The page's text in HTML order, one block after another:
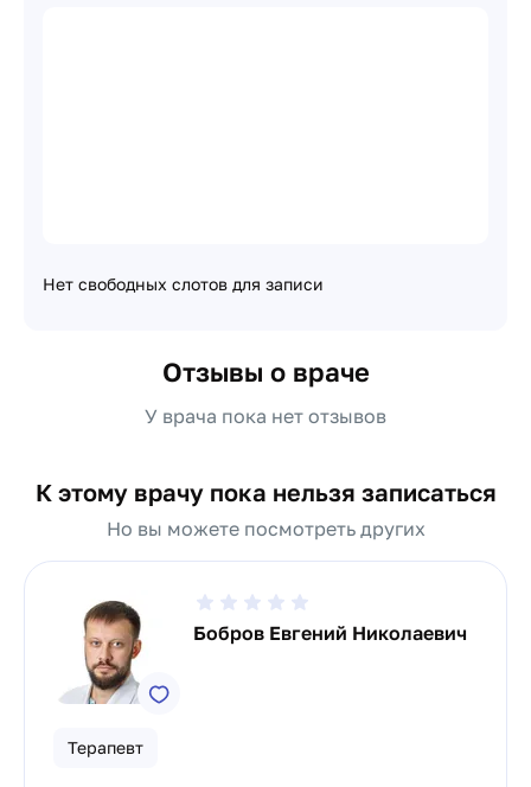
Нет свободных слотов для записи
Отзывы о враче
У врача пока нет отзывов
К этому врачу пока нельзя записаться
Но вы можете посмотреть других
Бобров Евгений Николаевич
Терапевт